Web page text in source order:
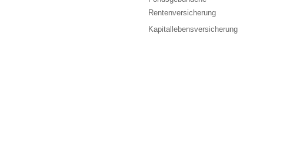
Rentenversicherung
Kapitallebensversicherung